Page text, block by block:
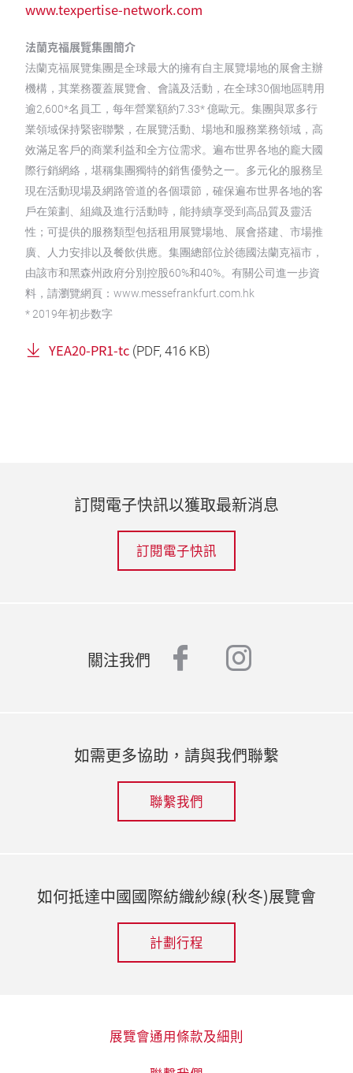
www.texpertise-network.com
法蘭克福展覽集團簡介
法蘭克福展覽集團是全球最大的擁有自主展覽場地的展會主辦
機構，其業務覆蓋展覽會、會議及活動，在全球30個地區聘用
逾2,600*名員工，每年營業額約7.33* 億歐元。集團與眾多行
業領域保持緊密聯繫，在展覽活動、場地和服務業務領域，高
效滿足客戶的商業利益和全方位需求。遍布世界各地的龐大國
際行銷網絡，堪稱集團獨特的銷售優勢之一。多元化的服務呈
現在活動現場及網路管道的各個環節，確保遍布世界各地的客
戶在策劃、組織及進行活動時，能持續享受到高品質及靈活
性；可提供的服務類型包括租用展覽場地、展會搭建、市場推
廣、人力安排以及餐飲供應。集團總部位於德國法蘭克福市，
由該市和黑森州政府分別控股60%和40%。有關公司進一步資
料，請瀏覽網頁：www.messefrankfurt.com.hk
* 2019年初步数字
YEA20-PR1-tc (PDF, 416 KB)
訂閱電子快訊以獲取最新消息
訂閱電子快訊
關注我們 facebook
如需更多協助，請與我們聯繫
聯繫我們
如何抵達中國國際紡織紗線(秋冬)展覽會
計劃行程
展覽會通用條款及細則